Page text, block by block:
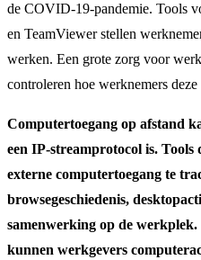
de COVID-19-pandemie. Tools
en TeamViewer stellen
werken. Een grote zorg voor
controleren hoe werknemers
Computertoegang op afstand
een IP-streamprotocol is.
externe computertoegang te
browsegeschiedenis,
samenwerking op de werkplek.
kunnen werkgevers